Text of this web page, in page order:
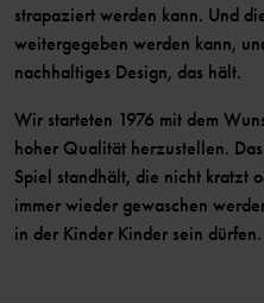
strapaziert werden kann. Und
weitergegeben werden kann,
nachhaltiges Design, das hält.
Wir starteten 1976 mit dem
hoher Qualität herzustellen.
Spiel standhält, die nicht kratzt
immer wieder gewaschen
in der Kinder Kinder sein dürfen.